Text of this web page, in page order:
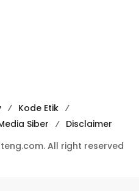
Kode Etik
Siber
Disclaimer
All right reserved